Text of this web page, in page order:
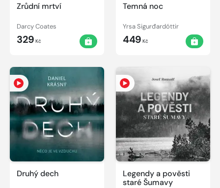
Zrůdní mrtví
Darcy Coates
329 Kč
Temná noc
Yrsa Sigurđardóttir
449 Kč
Druhý dech
Legendy a pověsti
staré Šumavy